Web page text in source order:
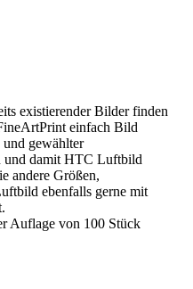
existierender Bilder finden
einfach Bild
gewählter
und damit HTC Luftbild
andere Größen,
ebenfalls gerne mit
Auflage von 100 Stück